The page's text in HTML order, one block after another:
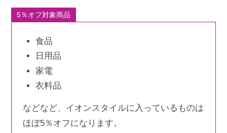
5％オフ対象商品
食品
日用品
家電
衣料品
などなど、イオンスタイルに入っているものは
ほぼ5％オフになります。